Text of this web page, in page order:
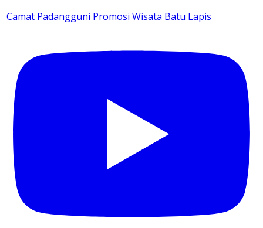
Camat Padangguni Promosi Wisata Batu Lapis